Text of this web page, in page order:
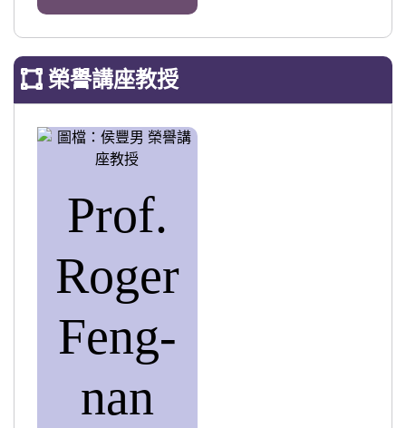
榮譽講座教授
Prof.
Roger
Feng-
nan